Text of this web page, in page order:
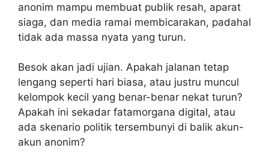
anonim mampu membuat publik resah, aparat
siaga, dan media ramai membicarakan, padahal
tidak ada massa nyata yang turun.
Besok akan jadi ujian. Apakah jalanan tetap
lengang seperti hari biasa, atau justru muncul
kelompok kecil yang benar-benar nekat turun?
Apakah ini sekadar fatamorgana digital, atau
ada skenario politik tersembunyi di balik akun-
akun anonim?